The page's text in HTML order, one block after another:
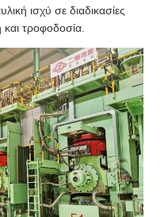
ισχύ σε διαδικασίες
τροφοδοσία.